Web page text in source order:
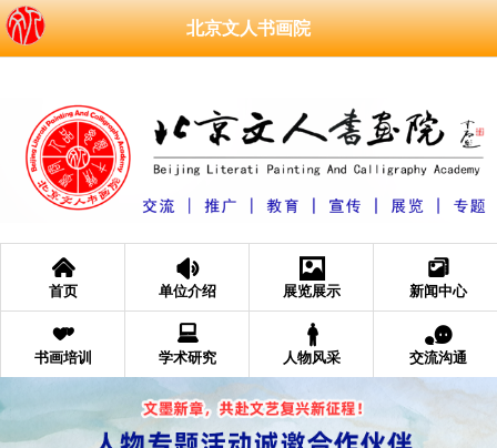
北京文人书画院
󰄫
首页
󰁑
单位介绍
󰁄
展览展示
󰆘
新闻中心
󰁩
书画培训
󰂧
学术研究
󰂐
人物风采
󰂮
交流沟通